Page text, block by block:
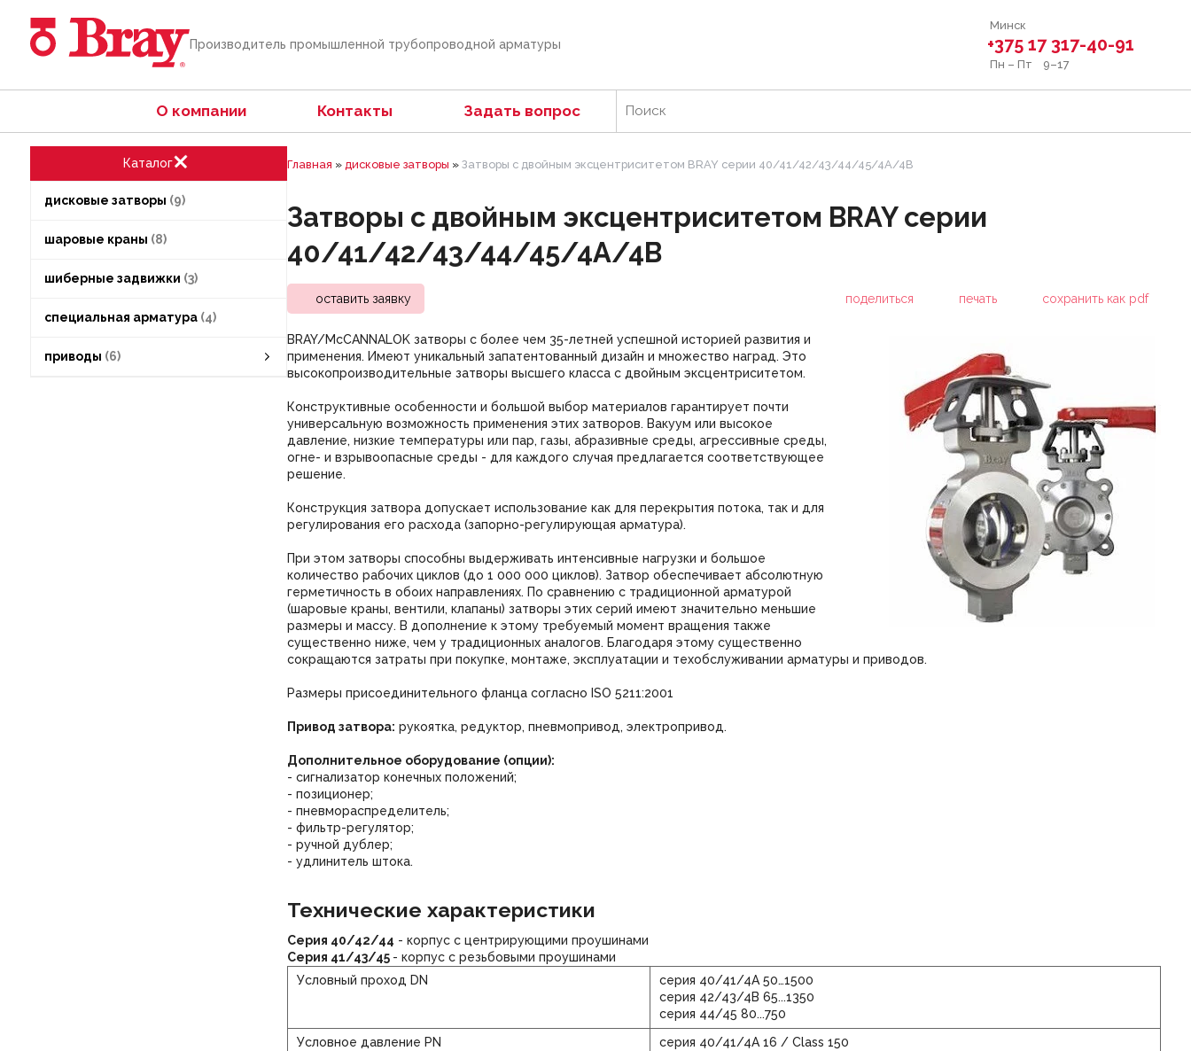
Производитель промышленной трубопроводной арматуры
Минск
+375 17 317-40-91
Пн – Пт 9–17
О компании Контакты Задать вопрос
Каталог
дисковые затворы 9
шаровые краны 8
шиберные задвижки 3
специальная арматура 4
приводы 6
Главная » дисковые затворы » Затворы с двойным эксцентриситетом BRAY серии 40/41/42/43/44/45/4А/4В
Затворы с двойным эксцентриситетом BRAY серии
40/41/42/43/44/45/4А/4В
оставить заявку поделиться печать сохранить как pdf
BRAY/McCANNALOK затворы с более чем 35-летней успешной историей развития и
применения. Имеют уникальный запатентованный дизайн и множество наград. Это
высокопроизводительные затворы высшего класса c двойным эксцентриситетом.
Конструктивные особенности и большой выбор материалов гарантирует почти
универсальную возможность применения этих затворов. Вакуум или высокое
давление, низкие температуры или пар, газы, абразивные среды, агрессивные среды,
огне- и взрывоопасные среды - для каждого случая предлагается соответствующее
решение.
Конструкция затвора допускает использование как для перекрытия потока, так и для
регулирования его расхода (запорно-регулирующая арматура).
При этом затворы способны выдерживать интенсивные нагрузки и большое
количество рабочих циклов (до 1 000 000 циклов). Затвор обеспечивает абсолютную
герметичность в обоих направлениях. По сравнению с традиционной арматурой
(шаровые краны, вентили, клапаны) затворы этих серий имеют значительно меньшие
размеры и массу. В дополнение к этому требуемый момент вращения также
существенно ниже, чем у традиционных аналогов. Благодаря этому существенно
сокращаются затраты при покупке, монтаже, эксплуатации и техобслуживании арматуры и приводов.
Размеры присоединительного фланца согласно ISO 5211:2001
Привод затвора: рукоятка, редуктор, пневмопривод, электропривод.
Дополнительное оборудование (опции):
- сигнализатор конечных положений;
- позиционер;
- пневмораспределитель;
- фильтр-регулятор;
- ручной дублер;
- удлинитель штока.
Технические характеристики
Серия 40/42/44 - корпус с центрирующими проушинами
Серия 41/43/45 - корпус с резьбовыми проушинами
Условный проход DN
серия 40/41/4A 50…1500
серия 42/43/4B 65...1350
серия 44/45 80...750
Условное давление PN
серия 40/41/4A 16 / Class 150